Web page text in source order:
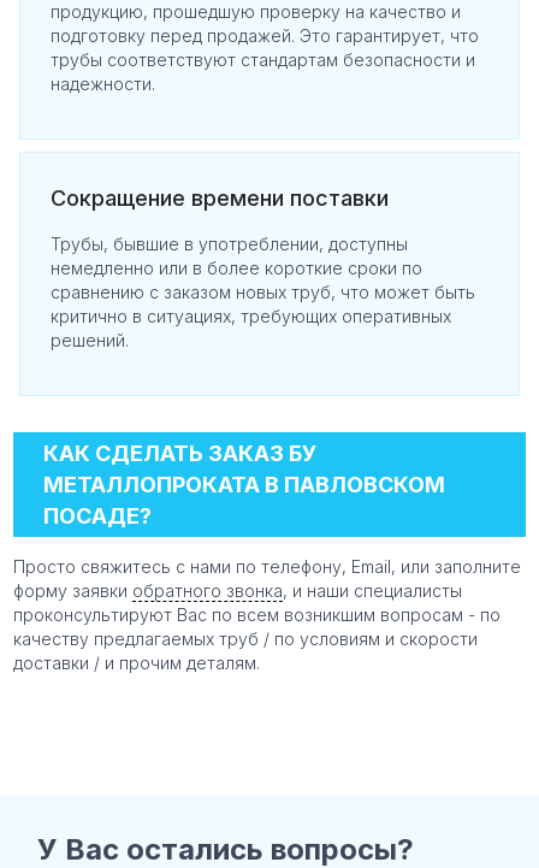
продукцию, прошедшую проверку на качество и
подготовку перед продажей. Это гарантирует, что
трубы соответствуют стандартам безопасности и
надежности.
Сокращение времени поставки
Трубы, бывшие в употреблении, доступны
немедленно или в более короткие сроки по
сравнению с заказом новых труб, что может быть
критично в ситуациях, требующих оперативных
решений.
КАК СДЕЛАТЬ ЗАКАЗ БУ
МЕТАЛЛОПРОКАТА В ПАВЛОВСКОМ
ПОСАДЕ?
Просто свяжитесь с нами по телефону, Email, или заполните
форму заявки обратного звонка, и наши специалисты
проконсультируют Вас по всем возникшим вопросам - по
качеству предлагаемых труб / по условиям и скорости
доставки / и прочим деталям.
У Вас остались вопросы?